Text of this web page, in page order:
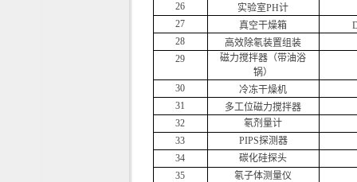
26
实验室PH计
27
真空干燥箱
28
高效除氡装置组装
29
磁力搅拌器（带油浴
锅）
30
冷冻干燥机
31
多工位磁力搅拌器
32
氡剂量计
33
PIPS探测器
34
碳化硅探头
35
氡子体测量仪